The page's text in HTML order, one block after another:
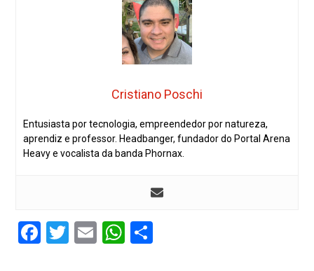
Cristiano Poschi
Entusiasta por tecnologia, empreendedor por natureza,
aprendiz e professor. Headbanger, fundador do Portal Arena
Heavy e vocalista da banda Phornax.
Facebook
Twitter
EmailWhatsApp